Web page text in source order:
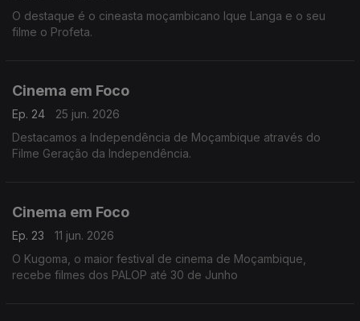
O destaque é o cineasta moçambicano Ique Langa e o seu
filme o Profeta.
Cinema em Foco
Ep. 24
25 jun. 2026
Destacamos a Independência de Moçambique através do
Filme Geração da Independência.
Cinema em Foco
Ep. 23
11 jun. 2026
O Kugoma, o maior festival de cinema de Moçambique,
recebe filmes dos PALOP até 30 de Junho